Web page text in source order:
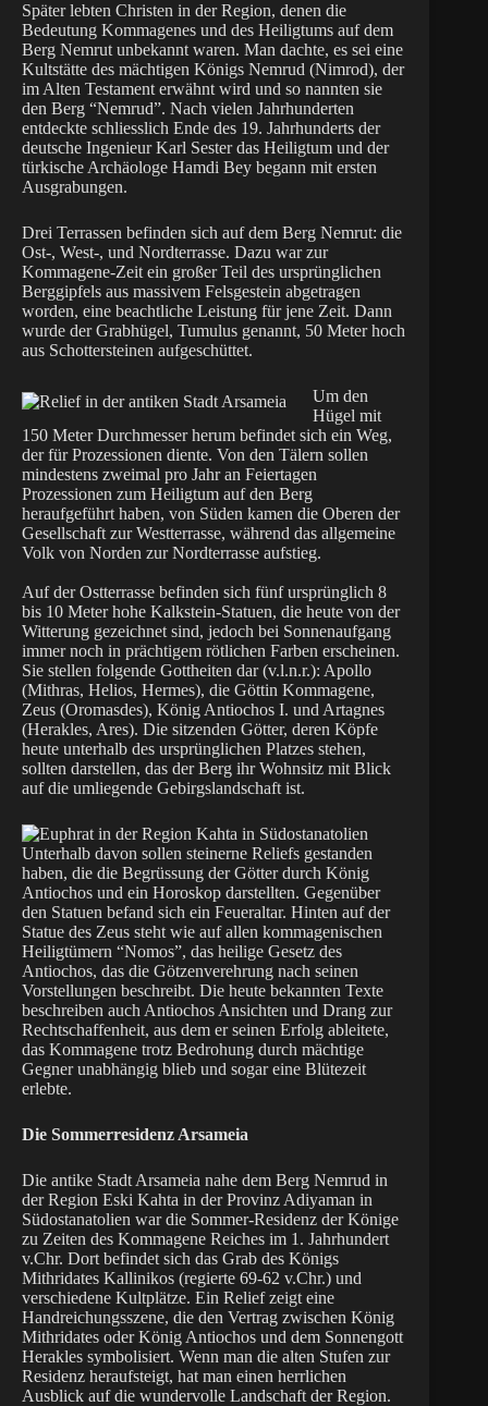
Später lebten Christen in der Region, denen die
Bedeutung Kommagenes und des Heiligtums auf dem
Berg Nemrut unbekannt waren. Man dachte, es sei eine
Kultstätte des mächtigen Königs Nemrud (Nimrod), der
im Alten Testament erwähnt wird und so nannten sie
den Berg “Nemrud”. Nach vielen Jahrhunderten
entdeckte schliesslich Ende des 19. Jahrhunderts der
deutsche Ingenieur Karl Sester das Heiligtum und der
türkische Archäologe Hamdi Bey begann mit ersten
Ausgrabungen.
Drei Terrassen befinden sich auf dem Berg Nemrut: die
Ost-, West-, und Nordterrasse. Dazu war zur
Kommagene-Zeit ein großer Teil des ursprünglichen
Berggipfels aus massivem Felsgestein abgetragen
worden, eine beachtliche Leistung für jene Zeit. Dann
wurde der Grabhügel, Tumulus genannt, 50 Meter hoch
aus Schottersteinen aufgeschüttet.
Um den
Hügel mit
150 Meter Durchmesser herum befindet sich ein Weg,
der für Prozessionen diente. Von den Tälern sollen
mindestens zweimal pro Jahr an Feiertagen
Prozessionen zum Heiligtum auf den Berg
heraufgeführt haben, von Süden kamen die Oberen der
Gesellschaft zur Westterrasse, während das allgemeine
Volk von Norden zur Nordterrasse aufstieg.
Auf der Ostterrasse befinden sich fünf ursprünglich 8
bis 10 Meter hohe Kalkstein-Statuen, die heute von der
Witterung gezeichnet sind, jedoch bei Sonnenaufgang
immer noch in prächtigem rötlichen Farben erscheinen.
Sie stellen folgende Gottheiten dar (v.l.n.r.): Apollo
(Mithras, Helios, Hermes), die Göttin Kommagene,
Zeus (Oromasdes), König Antiochos I. und Artagnes
(Herakles, Ares). Die sitzenden Götter, deren Köpfe
heute unterhalb des ursprünglichen Platzes stehen,
sollten darstellen, das der Berg ihr Wohnsitz mit Blick
auf die umliegende Gebirgslandschaft ist.
Unterhalb davon sollen steinerne Reliefs gestanden
haben, die die Begrüssung der Götter durch König
Antiochos und ein Horoskop darstellten. Gegenüber
den Statuen befand sich ein Feueraltar. Hinten auf der
Statue des Zeus steht wie auf allen kommagenischen
Heiligtümern “Nomos”, das heilige Gesetz des
Antiochos, das die Götzenverehrung nach seinen
Vorstellungen beschreibt. Die heute bekannten Texte
beschreiben auch Antiochos Ansichten und Drang zur
Rechtschaffenheit, aus dem er seinen Erfolg ableitete,
das Kommagene trotz Bedrohung durch mächtige
Gegner unabhängig blieb und sogar eine Blütezeit
erlebte.
Die Sommerresidenz Arsameia
Die antike Stadt Arsameia nahe dem Berg Nemrud in
der Region Eski Kahta in der Provinz Adiyaman in
Südostanatolien war die Sommer-Residenz der Könige
zu Zeiten des Kommagene Reiches im 1. Jahrhundert
v.Chr. Dort befindet sich das Grab des Königs
Mithridates Kallinikos (regierte 69-62 v.Chr.) und
verschiedene Kultplätze. Ein Relief zeigt eine
Handreichungsszene, die den Vertrag zwischen König
Mithridates oder König Antiochos und dem Sonnengott
Herakles symbolisiert. Wenn man die alten Stufen zur
Residenz heraufsteigt, hat man einen herrlichen
Ausblick auf die wundervolle Landschaft der Region.